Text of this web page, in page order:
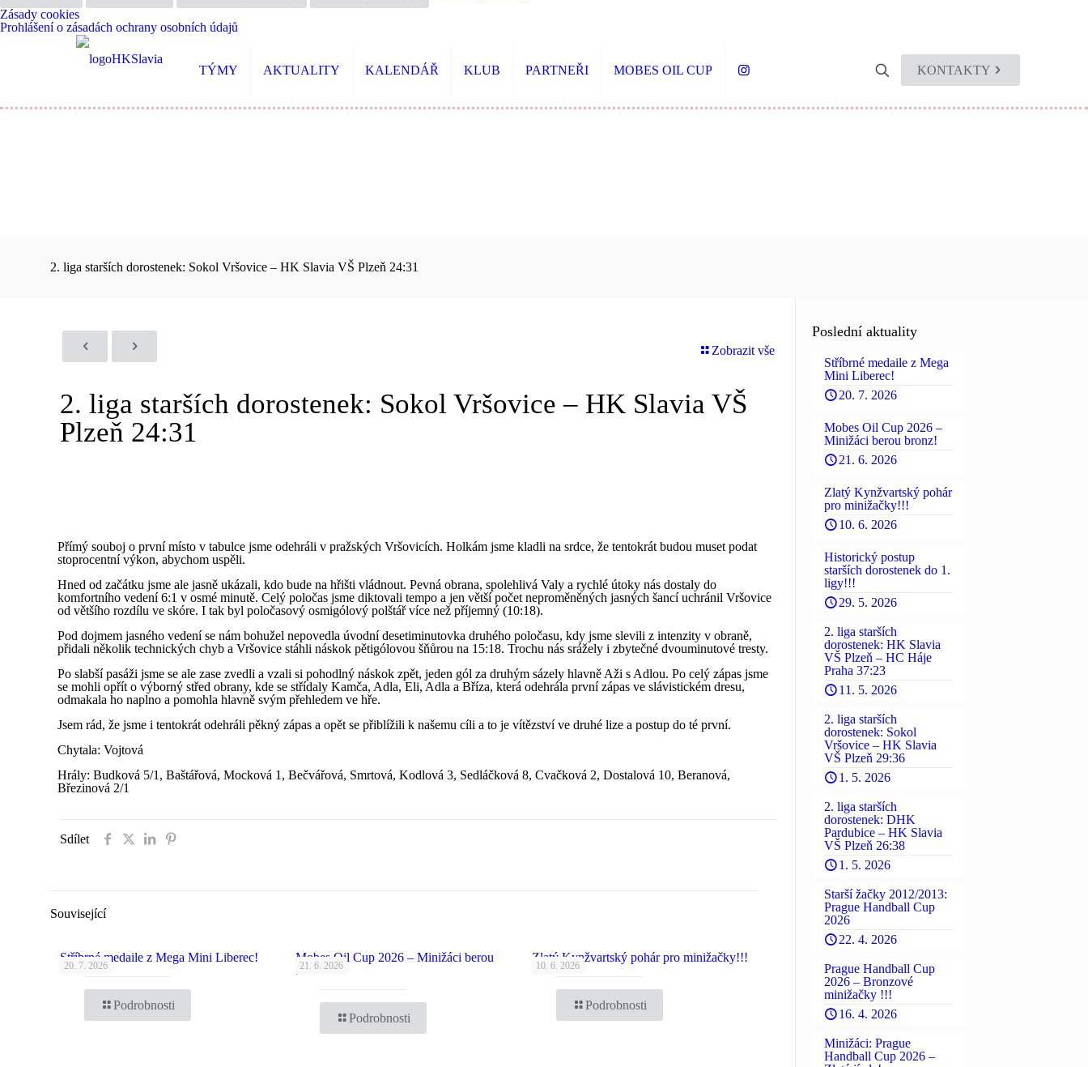
Zásady cookies
Prohlášení o zásadách ochrany osobních údajů
TÝMY AKTUALITY KALENDÁŘ KLUB PARTNEŘI MOBES OIL CUP KONTAKTY
2. liga starších dorostenek: Sokol Vršovice – HK Slavia VŠ Plzeň 24:31
Zobrazit vše
2. liga starších dorostenek: Sokol Vršovice – HK Slavia VŠ
Plzeň 24:31
Přímý souboj o první místo v tabulce jsme odehráli v pražských Vršovicích. Holkám jsme kladli na srdce, že tentokrát budou muset podat
stoprocentní výkon, abychom uspěli.
Hned od začátku jsme ale jasně ukázali, kdo bude na hřišti vládnout. Pevná obrana, spolehlivá Valy a rychlé útoky nás dostaly do
komfortního vedení 6:1 v osmé minutě. Celý poločas jsme diktovali tempo a jen větší počet neproměněných jasných šancí uchránil Vršovice
od většího rozdílu ve skóre. I tak byl poločasový osmigólový polštář více než příjemný (10:18).
Pod dojmem jasného vedení se nám bohužel nepovedla úvodní desetiminutovka druhého poločasu, kdy jsme slevili z intenzity v obraně,
přidali několik technických chyb a Vršovice stáhli náskok pětigólovou šňůrou na 15:18. Trochu nás srážely i zbytečné dvouminutové tresty.
Po slabší pasáži jsme se ale zase zvedli a vzali si pohodlný náskok zpět, jeden gól za druhým sázely hlavně Aži s Adlou. Po celý zápas jsme
se mohli opřít o výborný střed obrany, kde se střídaly Kamča, Adla, Eli, Adla a Bříza, která odehrála první zápas ve slávistickém dresu,
odmakala ho naplno a pomohla hlavně svým přehledem ve hře.
Jsem rád, že jsme i tentokrát odehráli pěkný zápas a opět se přiblížili k našemu cíli a to je vítězství ve druhé lize a postup do té první.
Chytala: Vojtová
Hrály: Budková 5/1, Baštářová, Mocková 1, Bečvářová, Smrtová, Kodlová 3, Sedláčková 8, Cvačková 2, Dostalová 10, Beranová,
Březinová 2/1
Sdílet
Související
20. 7. 2026
Stříbrné medaile z Mega Mini Liberec!
Podrobnosti
21. 6. 2026
Mobes Oil Cup 2026 – Minižáci berou
bronz!
Podrobnosti
10. 6. 2026
Zlatý Kynžvartský pohár pro minižačky!!!
Podrobnosti
Poslední aktuality
Stříbrné medaile z Mega
Mini Liberec!
20. 7. 2026
Mobes Oil Cup 2026 –
Minižáci berou bronz!
21. 6. 2026
Zlatý Kynžvartský pohár
pro minižačky!!!
10. 6. 2026
Historický postup
starších dorostenek do 1.
ligy!!!
29. 5. 2026
2. liga starších
dorostenek: HK Slavia
VŠ Plzeň – HC Háje
Praha 37:23
11. 5. 2026
2. liga starších
dorostenek: Sokol
Vršovice – HK Slavia
VŠ Plzeň 29:36
1. 5. 2026
2. liga starších
dorostenek: DHK
Pardubice – HK Slavia
VŠ Plzeň 26:38
1. 5. 2026
Starší žačky 2012/2013:
Prague Handball Cup
2026
22. 4. 2026
Prague Handball Cup
2026 – Bronzové
minižačky !!!
16. 4. 2026
Minižáci: Prague
Handball Cup 2026 –